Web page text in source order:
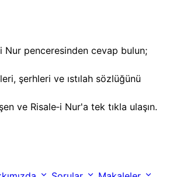
Nur penceresinden cevap bulun;
şerhleri ve ıstılah sözlüğünü
ve Risale‑i Nur'a tek tıkla ulaşın.
HesabıHesabı
Hesabı